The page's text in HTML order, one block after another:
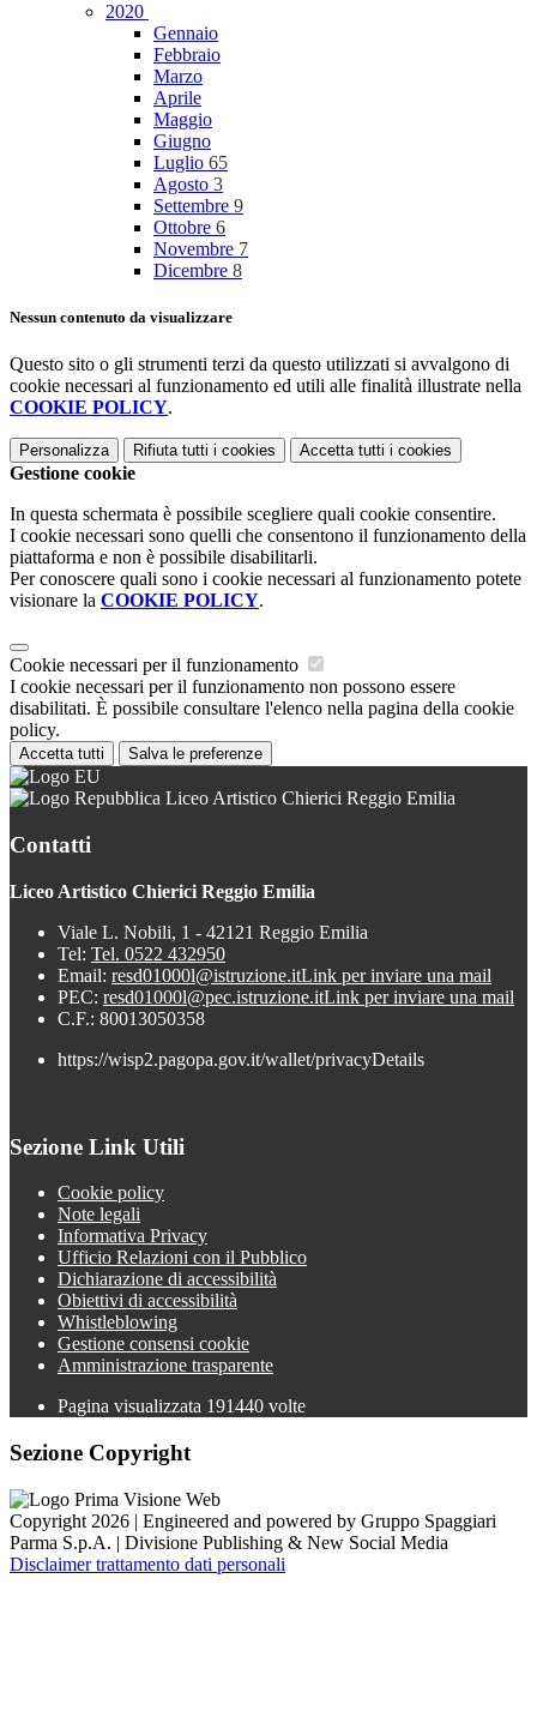
2020
Gennaio
Febbraio
Marzo
Aprile
Maggio
Giugno
Luglio 65
Agosto 3
Settembre 9
Ottobre 6
Novembre 7
Dicembre 8
Nessun contenuto da visualizzare
Questo sito o gli strumenti terzi da questo utilizzati si avvalgono di
cookie necessari al funzionamento ed utili alle finalità illustrate nella
COOKIE POLICY.
Personalizza Rifiuta tutti i cookies Accetta tutti i cookies
Gestione cookie
In questa schermata è possibile scegliere quali cookie consentire.
I cookie necessari sono quelli che consentono il funzionamento della
piattaforma e non è possibile disabilitarli.
Per conoscere quali sono i cookie necessari al funzionamento potete
visionare la COOKIE POLICY.
Cookie necessari per il funzionamento
I cookie necessari per il funzionamento non possono essere
disabilitati. È possibile consultare l'elenco nella pagina della cookie
policy.
Accetta tutti Salva le preferenze
Liceo Artistico Chierici Reggio Emilia
Contatti
Liceo Artistico Chierici Reggio Emilia
Viale L. Nobili, 1 - 42121 Reggio Emilia
Tel: Tel. 0522 432950
Email: resd01000l@istruzione.itLink per inviare una mail
PEC: resd01000l@pec.istruzione.itLink per inviare una mail
C.F.: 80013050358
https://wisp2.pagopa.gov.it/wallet/privacyDetails
Sezione Link Utili
Cookie policy
Note legali
Informativa Privacy
Ufficio Relazioni con il Pubblico
Dichiarazione di accessibilità
Obiettivi di accessibilità
Whistleblowing
Gestione consensi cookie
Amministrazione trasparente
Pagina visualizzata 191440 volte
Sezione Copyright
Copyright 2026 | Engineered and powered by Gruppo Spaggiari
Parma S.p.A. | Divisione Publishing & New Social Media
Disclaimer trattamento dati personali